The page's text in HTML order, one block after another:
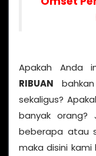
Apakah Anda
RIBUAN bahkan
sekaligus?
banyak orang?
beberapa atau
maka disini